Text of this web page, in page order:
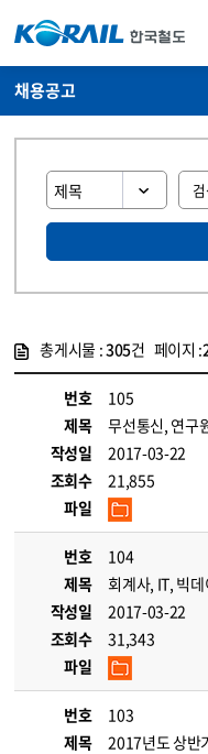
채용공고
총게시물 :305건 페이지 :
번호
105
제목
무선통신, 연구
작성일
2017-03-22
조회수
21,855
파일
번호
104
제목
회계사, IT, 빅
작성일
2017-03-22
조회수
31,343
파일
번호
103
제목
2017년도 상반